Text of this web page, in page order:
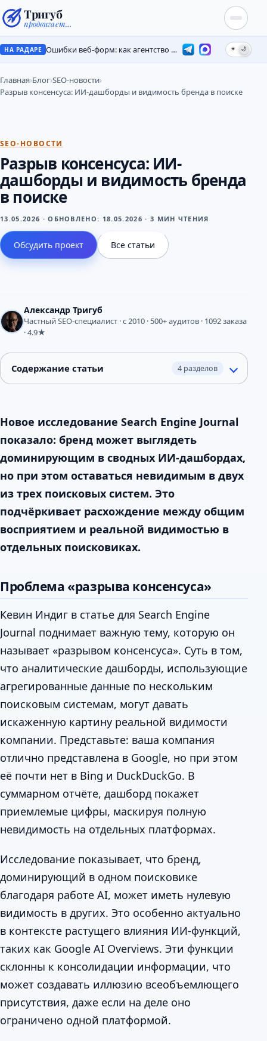
Тригуб
продвигает…
НА РАДАРЕ Ошибки веб-форм: как агентство потеряло лиды на месяцы ☀ 🌙
Главная›Блог›SEO-новости›
Разрыв консенсуса: ИИ-дашборды и видимость бренда в поиске
SEO-НОВОСТИ
Разрыв консенсуса: ИИ-
дашборды и видимость бренда
в поиске
13.05.2026 · ОБНОВЛЕНО: 18.05.2026 · 3 МИН ЧТЕНИЯ
Обсудить проект Все статьи
Александр Тригуб
Частный SEO-специалист · с 2010 · 500+ аудитов · 1092 заказа
· 4.9★
Содержание статьи 4 разделов
Новое исследование Search Engine Journal
показало: бренд может выглядеть
доминирующим в сводных ИИ-дашбордах,
но при этом оставаться невидимым в двух
из трех поисковых систем. Это
подчёркивает расхождение между общим
восприятием и реальной видимостью в
отдельных поисковиках.
Проблема «разрыва консенсуса»
Кевин Индиг в статье для Search Engine
Journal поднимает важную тему, которую он
называет «разрывом консенсуса». Суть в том,
что аналитические дашборды, использующие
агрегированные данные по нескольким
поисковым системам, могут давать
искаженную картину реальной видимости
компании. Представьте: ваша компания
отлично представлена в Google, но при этом
её почти нет в Bing и DuckDuckGo. В
суммарном отчёте, дашборд покажет
приемлемые цифры, маскируя полную
невидимость на отдельных платформах.
Исследование показывает, что бренд,
доминирующий в одном поисковике
благодаря работе AI, может иметь нулевую
видимость в других. Это особенно актуально
в контексте растущего влияния ИИ-функций,
таких как Google AI Overviews. Эти функции
склонны к консолидации информации, что
может создавать иллюзию всеобъемлющего
присутствия, даже если на деле оно
ограничено одной платформой.